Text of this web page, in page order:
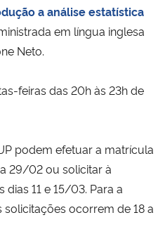
Humanos
a análise estatística
em língua inglesa
Neto.
feiras das 20h às 23h de
podem efetuar a matrícula
29/02 ou solicitar à
11 e 15/03. Para a
ocorrem de 18 a